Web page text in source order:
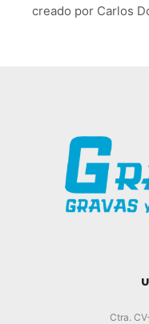
creado por Carlos
Ctra.